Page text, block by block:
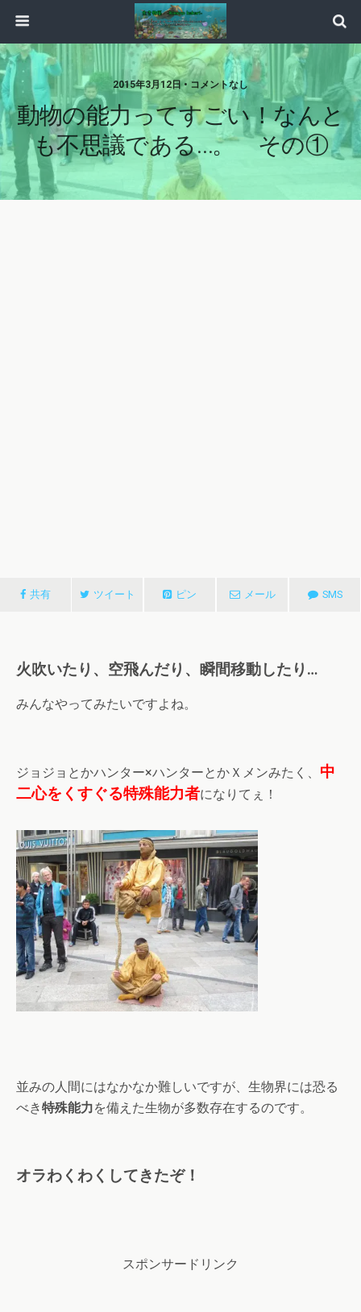
2015年3月12日 • コメントなし
動物の能力ってすごい！なんと
も不思議である…。 その①
共有 ツイート ピン メール SMS
火吹いたり、空飛んだり、瞬間移動したり…
みんなやってみたいですよね。
ジョジョとかハンター×ハンターとかＸメンみたく、 中
二心をくすぐる特殊能力者になりてぇ！
並みの人間にはなかなか難しいですが、生物界には恐る
べき特殊能力を備えた生物が多数存在するのです。
オラわくわくしてきたぞ！
スポンサードリンク